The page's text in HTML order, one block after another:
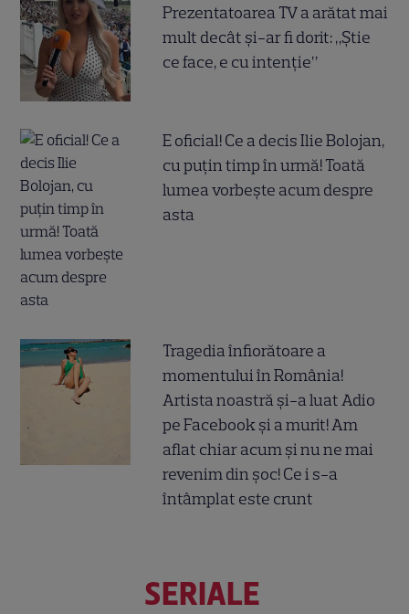
Prezentatoarea TV a arătat mai
mult decât și-ar fi dorit: „Știe
ce face, e cu intenție”
E oficial! Ce a decis Ilie Bolojan,
cu puțin timp în urmă! Toată
lumea vorbește acum despre
asta
Tragedia înfiorătoare a
momentului în România!
Artista noastră și-a luat Adio
pe Facebook și a murit! Am
aflat chiar acum și nu ne mai
revenim din șoc! Ce i s-a
întâmplat este crunt
SERIALE